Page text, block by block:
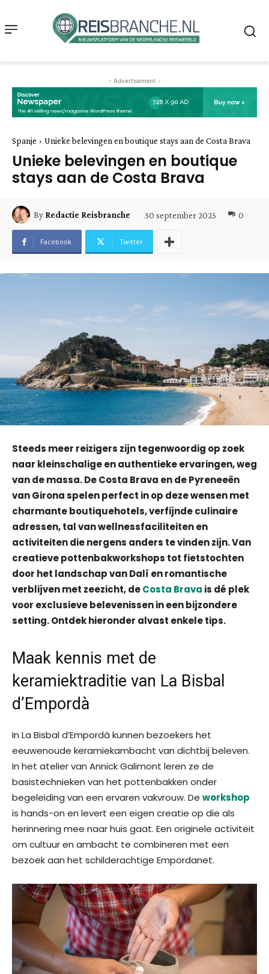
- Advertisement -
Spanje Unieke belevingen en boutique stays aan de Costa Brava
Unieke belevingen en boutique
stays aan de Costa Brava
By Redactie Reisbranche 30 september 2025 0
Facebook Twitter
Steeds meer reizigers zijn tegenwoordig op zoek
naar kleinschalige en authentieke ervaringen, weg
van de massa. De Costa Brava en de Pyreneeën
van Girona spelen perfect in op deze wensen met
charmante boutiquehotels, verfijnde culinaire
adressen, tal van wellnessfaciliteiten en
activiteiten die nergens anders te vinden zijn. Van
creatieve pottenbakworkshops tot fietstochten
door het landschap van Dalí en romantische
verblijven met zeezicht, deCosta Brava is dé plek
voor exclusieve belevenissen in een bijzondere
setting. Ontdek hieronder alvast enkele tips.
Maak kennis met de
keramiektraditie van La Bisbal
d’Empordà
In La Bisbal d’Empordà kunnen bezoekers het
eeuwenoude keramiekambacht van dichtbij beleven.
In het atelier van Annick Galimont leren ze de
basistechnieken van het pottenbakken onder
begeleiding van een ervaren vakvrouw. De workshop
is hands-on en levert een eigen creatie op die als
herinnering mee naar huis gaat. Een originele activiteit
om cultuur en ambacht te combineren met een
bezoek aan het schilderachtige Empordanet.